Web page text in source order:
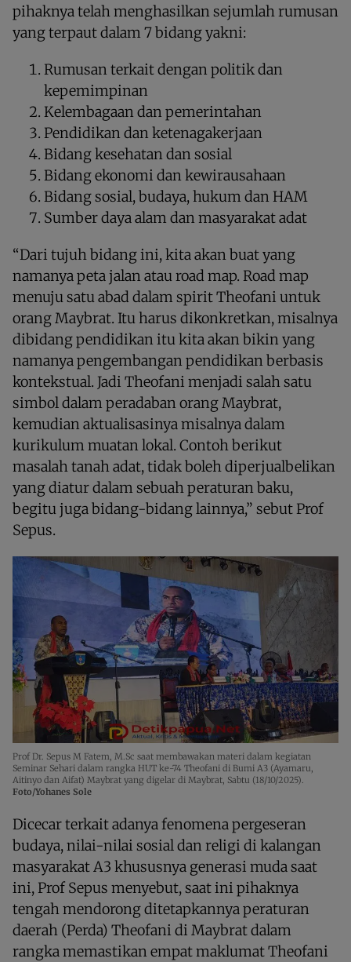
pihaknya telah menghasilkan sejumlah rumusan
yang terpaut dalam 7 bidang yakni:
Rumusan terkait dengan politik dan
kepemimpinan
Kelembagaan dan pemerintahan
Pendidikan dan ketenagakerjaan
Bidang kesehatan dan sosial
Bidang ekonomi dan kewirausahaan
Bidang sosial, budaya, hukum dan HAM
Sumber daya alam dan masyarakat adat
“Dari tujuh bidang ini, kita akan buat yang
namanya peta jalan atau road map. Road map
menuju satu abad dalam spirit Theofani untuk
orang Maybrat. Itu harus dikonkretkan, misalnya
dibidang pendidikan itu kita akan bikin yang
namanya pengembangan pendidikan berbasis
kontekstual. Jadi Theofani menjadi salah satu
simbol dalam peradaban orang Maybrat,
kemudian aktualisasinya misalnya dalam
kurikulum muatan lokal. Contoh berikut
masalah tanah adat, tidak boleh diperjualbelikan
yang diatur dalam sebuah peraturan baku,
begitu juga bidang-bidang lainnya,” sebut Prof
Sepus.
Prof Dr. Sepus M Fatem, M.Sc saat membawakan materi dalam kegiatan
Seminar Sehari dalam rangka HUT ke-74 Theofani di Bumi A3 (Ayamaru,
Aitinyo dan Aifat) Maybrat yang digelar di Maybrat, Sabtu (18/10/2025).
Foto/Yohanes Sole
Dicecar terkait adanya fenomena pergeseran
budaya, nilai-nilai sosial dan religi di kalangan
masyarakat A3 khususnya generasi muda saat
ini, Prof Sepus menyebut, saat ini pihaknya
tengah mendorong ditetapkannya peraturan
daerah (Perda) Theofani di Maybrat dalam
rangka memastikan empat maklumat Theofani